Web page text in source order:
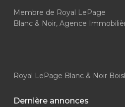
Membre de Royal LePage
Blanc & Noir, Agence
Royal LePage Blanc & Noir
Dernière annonces